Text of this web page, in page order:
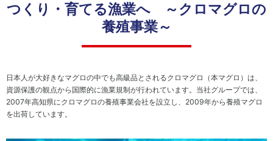
ス
ィ
資
料
つくり・育てる漁業へ ～クロマグロの
養殖事業～
日本人が大好きなマグロの中でも高級品とされるクロマグロ（本マグロ）は、
資源保護の観点から国際的に漁業規制が行われています。当社グループでは、
2007年高知県にクロマグロの養殖事業会社を設立し、 2009年から養殖マグロ
を出荷しています。